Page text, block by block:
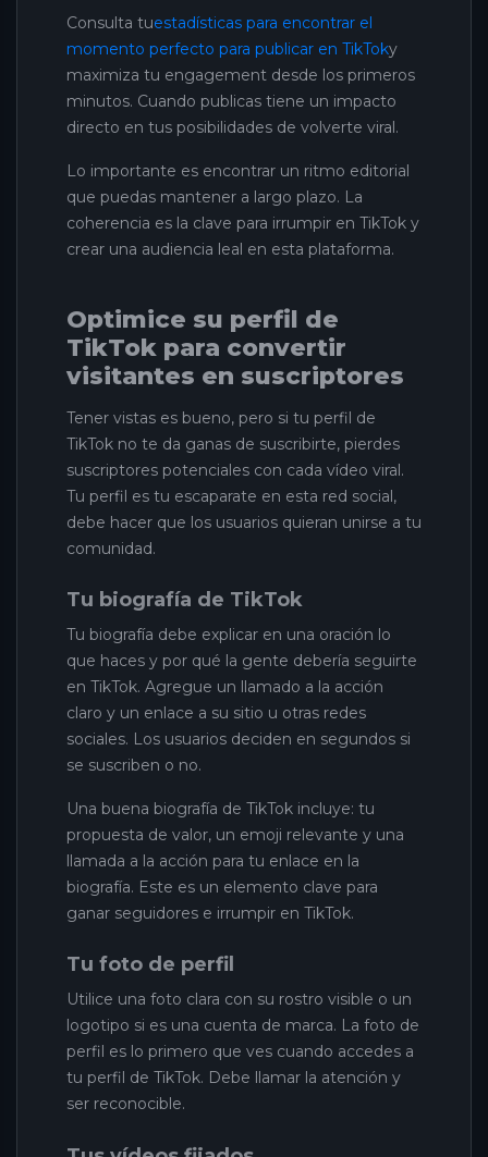
Consulta tuestadísticas para encontrar el
momento perfecto para publicar en TikToky
maximiza tu engagement desde los primeros
minutos. Cuando publicas tiene un impacto
directo en tus posibilidades de volverte viral.
Lo importante es encontrar un ritmo editorial
que puedas mantener a largo plazo. La
coherencia es la clave para irrumpir en TikTok y
crear una audiencia leal en esta plataforma.
Optimice su perfil de
TikTok para convertir
visitantes en suscriptores
Tener vistas es bueno, pero si tu perfil de
TikTok no te da ganas de suscribirte, pierdes
suscriptores potenciales con cada vídeo viral.
Tu perfil es tu escaparate en esta red social,
debe hacer que los usuarios quieran unirse a tu
comunidad.
Tu biografía de TikTok
Tu biografía debe explicar en una oración lo
que haces y por qué la gente debería seguirte
en TikTok. Agregue un llamado a la acción
claro y un enlace a su sitio u otras redes
sociales. Los usuarios deciden en segundos si
se suscriben o no.
Una buena biografía de TikTok incluye: tu
propuesta de valor, un emoji relevante y una
llamada a la acción para tu enlace en la
biografía. Este es un elemento clave para
ganar seguidores e irrumpir en TikTok.
Tu foto de perfil
Utilice una foto clara con su rostro visible o un
logotipo si es una cuenta de marca. La foto de
perfil es lo primero que ves cuando accedes a
tu perfil de TikTok. Debe llamar la atención y
ser reconocible.